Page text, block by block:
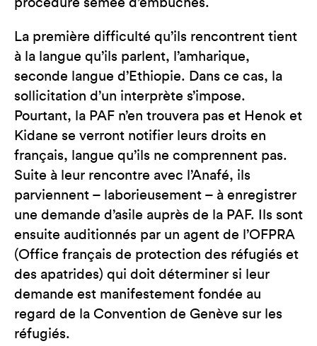
procédure semée d’embûches.
La première difficulté qu’ils rencontrent tient
à la langue qu’ils parlent, l’amharique,
seconde langue d’Ethiopie. Dans ce cas, la
sollicitation d’un interprète s’impose.
Pourtant, la PAF n’en trouvera pas et Henok et
Kidane se verront notifier leurs droits en
français, langue qu’ils ne comprennent pas.
Suite à leur rencontre avec l’Anafé, ils
parviennent – laborieusement – à enregistrer
une demande d’asile auprès de la PAF. Ils sont
ensuite auditionnés par un agent de l’OFPRA
(Office français de protection des réfugiés et
des apatrides) qui doit déterminer si leur
demande est manifestement fondée au
regard de la Convention de Genève sur les
réfugiés.